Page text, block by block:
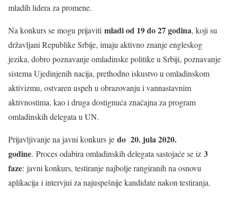
mladih lidera za promene.
Na konkurs se mogu prijaviti mladi od 19 do 27 godina, koji su
državljani Republike Srbije, imaju aktivno znanje engleskog
jezika, dobro poznavanje omladinske politike u Srbiji, poznavanje
sistema Ujedinjenih nacija, prethodno iskustvo u omladinskom
aktivizmu, ostvaren uspeh u obrazovanju i vannastavnim
aktivnostima, kao i druga dostignuća značajna za program
omladinskih delegata u UN.
Prijavljivanje na javni konkurs je do 20. jula 2020.
godine. Proces odabira omladinskih delegata sastojaće se iz 3
faze: javni konkurs, testiranje najbolje rangiranih na osnovu
aplikacija i intervjui za najuspešnije kandidate nakon testiranja.